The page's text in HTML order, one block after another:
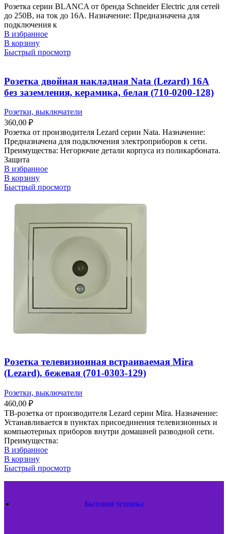
Розетка серии BLANCA от бренда Schneider Electric для сетей
до 250В, на ток до 16А. Назначение: Предназначена для
подключения к
В избранное
В корзину
Быстрый просмотр
Розетка двойная накладная Nata (Lezard) 16А
без заземления, керамика, белая (710-0200-128)
Розетки, выключатели
360,00 ₽
Розетка от производителя Lezard серии Nata. Назначение:
Предназначена для подключения электроприборов к сети.
Преимущества: Негорючие детали корпуса из поликарбоната.
Защита
В избранное
В корзину
Быстрый просмотр
Розетка телевизионная встраиваемая Mira
(Lezard), бежевая (701-0303-129)
Розетки, выключатели
460,00 ₽
ТВ-розетка от производителя Lezard серии Mira. Назначение:
Устанавливается в пунктах присоединения телевизионных и
компьютерных приборов внутри домашней разводной сети.
Преимущества:
В избранное
В корзину
Быстрый просмотр
Бытовая техника